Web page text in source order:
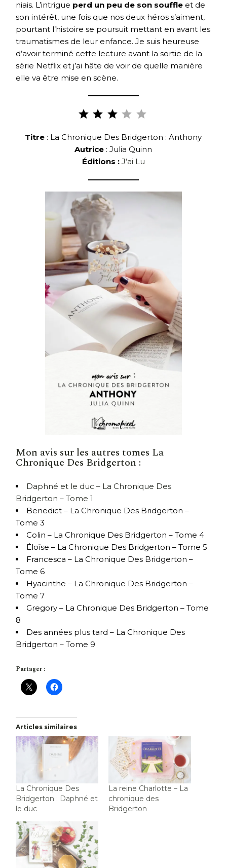
niais. L’intrigue perd un peu de son souffle et de
son intérêt, une fois que nos deux héros s’aiment,
pourtant l’histoire se poursuit mettant en avant les
traumatismes de leur enfance. Je suis heureuse
d’avoir terminé cette lecture avant la sortie de la
série Netflix et j’ai hâte de voir de quelle manière
elle va être mise en scène.
Titre : La Chronique Des Bridgerton : Anthony
Autrice : Julia Quinn
Éditions : J’ai Lu
Mon avis sur les autres tomes La
Chronique Des Bridgerton :
Daphné et le duc – La Chronique Des
Bridgerton – Tome 1
Benedict – La Chronique Des Bridgerton –
Tome 3
Colin – La Chronique Des Bridgerton – Tome 4
Éloïse – La Chronique Des Bridgerton – Tome 5
Francesca – La Chronique Des Bridgerton –
Tome 6
Hyacinthe – La Chronique Des Bridgerton –
Tome 7
Gregory – La Chronique Des Bridgerton – Tome
8
Des années plus tard – La Chronique Des
Bridgerton – Tome 9
Partager :
Articles similaires
La Chronique Des
Bridgerton : Daphné et
le duc
La reine Charlotte – La
chronique des
Bridgerton